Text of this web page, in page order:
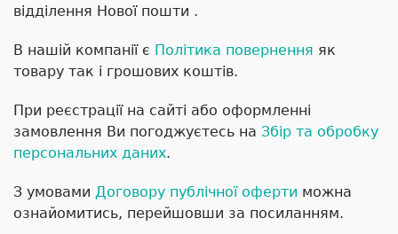
відділення Нової пошти .
В нашій компанії є Політика повернення як
товару так і грошових коштів.
При реєстрації на сайті або оформленні
замовлення Ви погоджуєтесь на Збір та обробку
персональних даних.
З умовами Договору публічної оферти можна
ознайомитись, перейшовши за посиланням.